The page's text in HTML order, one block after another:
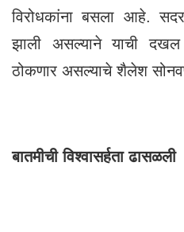
विरोधकांना बसला आहे. सदर
झाली असल्याने याची
ठोकणार असल्याचे शैलेश
बातमीची विश्वासर्हता ढासळली